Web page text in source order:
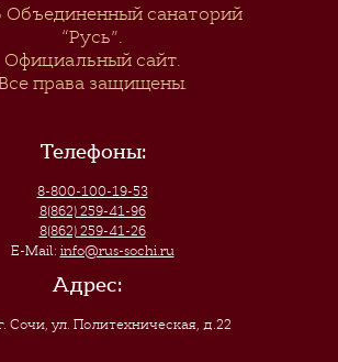
Объединенный санаторий
“Русь”.
Официальный сайт.
права защищены.
Телефоны:
8-800-100-19-53
8(862) 259-41-96
8(862) 259-41-26
E-Mail: info@rus-sochi.ru
Адрес:
Сочи,ул. Политехническая, д.22